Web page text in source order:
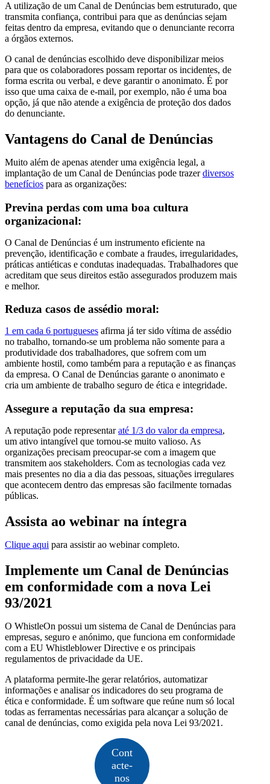
A utilização de um Canal de Denúncias bem estruturado, que
transmita confiança, contribui para que as denúncias sejam
feitas dentro da empresa, evitando que o denunciante recorra
a órgãos externos.
O canal de denúncias escolhido deve disponibilizar meios
para que os colaboradores possam reportar os incidentes, de
forma escrita ou verbal, e deve garantir o anonimato. É por
isso que uma caixa de e-mail, por exemplo, não é uma boa
opção, já que não atende a exigência de proteção dos dados
do denunciante.
Vantagens do Canal de Denúncias
Muito além de apenas atender uma exigência legal, a
implantação de um Canal de Denúncias pode trazerdiversos
benefícios para as organizações:
Previna perdas com uma boa cultura
organizacional:
O Canal de Denúncias é um instrumento eficiente na
prevenção, identificação e combate a fraudes, irregularidades,
práticas antiéticas e condutas inadequadas. Trabalhadores que
acreditam que seus direitos estão assegurados produzem mais
e melhor.
Reduza casos de assédio moral:
1 em cada 6 portugueses afirma já ter sido vítima de assédio
no trabalho, tornando-se um problema não somente para a
produtividade dos trabalhadores, que sofrem com um
ambiente hostil, como também para a reputação e as finanças
da empresa. O Canal de Denúncias garante o anonimato e
cria um ambiente de trabalho seguro de ética e integridade.
Assegure a reputação da sua empresa:
A reputação pode representaraté 1/3 do valor da empresa,
um ativo intangível que tornou-se muito valioso. As
organizações precisam preocupar-se com a imagem que
transmitem aos stakeholders. Com as tecnologias cada vez
mais presentes no dia a dia das pessoas, situações irregulares
que acontecem dentro das empresas são facilmente tornadas
públicas.
Assista ao webinar na íntegra
Clique aqui para assistir ao webinar completo.
Implemente um Canal de Denúncias
em conformidade com a nova Lei
93/2021
O WhistleOn possui um sistema de Canal de Denúncias para
empresas, seguro e anónimo, que funciona em conformidade
com a EU Whistleblower Directive e os principais
regulamentos de privacidade da UE.
A plataforma permite-lhe gerar relatórios, automatizar
informações e analisar os indicadores do seu programa de
ética e conformidade. É um software que reúne num só local
todas as ferramentas necessárias para alcançar a solução de
canal de denúncias, como exigida pela nova Lei 93/2021.
Cont
acte-
nos